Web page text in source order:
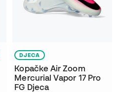
DJECA
Kopačke Air Zoom
Mercurial Vapor 17 Pro
FG Djeca